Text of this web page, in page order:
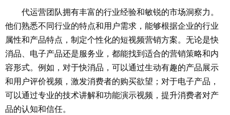
代运营团队拥有丰富的行业经验和敏锐的市场洞察力。
他们熟悉不同行业的特点和用户需求，能够根据企业的行业
属性和产品特点，制定个性化的短视频营销方案。无论是快
消品、电子产品还是服务业，都能找到适合的营销策略和内
容形式。例如，对于快消品，可以通过生动有趣的产品展示
和用户评价视频，激发消费者的购买欲望；对于电子产品，
可以通过专业的技术讲解和功能演示视频，提升消费者对产
品的认知和信任。